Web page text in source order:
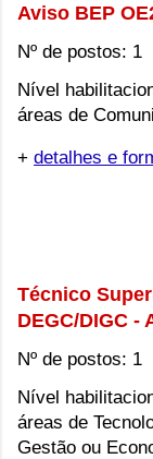
Aviso BEP
Nº de postos: 1
Nível
áreas de
+ detalhes e
Técnico
DEGC/DIGC -
Nº de postos: 1
Nível
áreas de
Gestão ou